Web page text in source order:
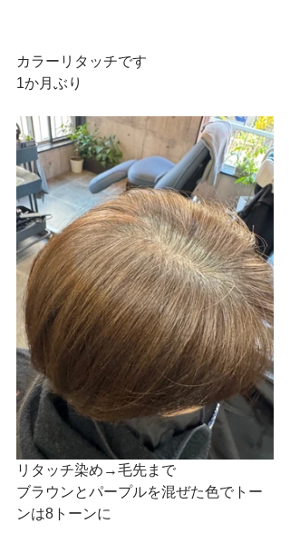
カラーリタッチです
1か月ぶり
リタッチ染め→毛先まで
ブラウンとパープルを混ぜた色でトー
ンは8トーンに